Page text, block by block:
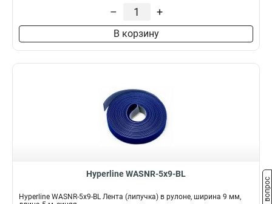
– +
В корзину
Hyperline WASNR-5x9-BL
Hyperline WASNR-5x9-BL Лента (липучка) в рулоне, ширина 9 мм,